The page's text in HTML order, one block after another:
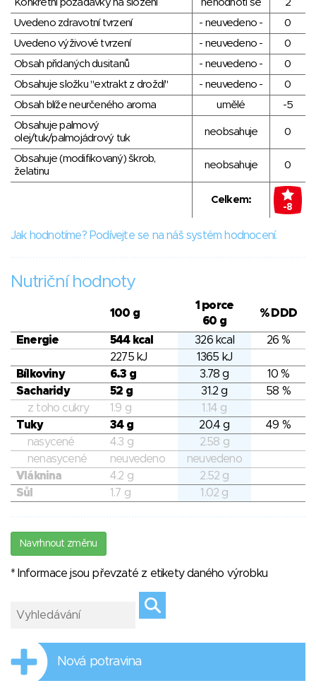
Konkrétní požadavky na složení nehodnotí se
2
Uvedeno zdravotní tvrzení
- neuvedeno -
0
Uvedeno výživové tvrzení
- neuvedeno -
0
Obsah přidaných dusitanů
- neuvedeno -
0
Obsahuje složku "extrakt z droždí"
- neuvedeno -
0
Obsah blíže neurčeného aroma
umělé
-5
Obsahuje palmový
olej/tuk/palmojádrový tuk
neobsahuje 0
Obsahuje (modifikovaný) škrob,
želatinu
neobsahuje 0
Celkem:
-8
Jak hodnotíme? Podívejte se na náš systém hodnocení.
Nutriční hodnoty
100 g
1 porce
60 g
% DDD
Energie 544 kcal 326 kcal
26 %
2275 kJ
1365 kJ
Bílkoviny
6.3 g 3.78 g
10 %
Sacharidy
52 g 31.2 g
58 %
z toho cukry
1.9 g
1.14 g
Tuky
34 g 20.4 g
49 %
nasycené
4.3 g
2.58 g
nenasycené
neuvedeno
neuvedeno
Vláknina
4.2 g
2.52 g
Sůl
1.7 g 1.02 g
Navrhnout změnu
* Informace jsou převzaté z etikety daného výrobku
Nová potravina